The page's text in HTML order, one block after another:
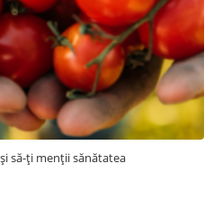
să-ți menții sănătatea